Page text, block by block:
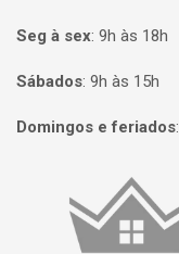
Seg à sex: 9h às 18h
Sábados: 9h às 15h
Domingos e feriados:
Página inicial